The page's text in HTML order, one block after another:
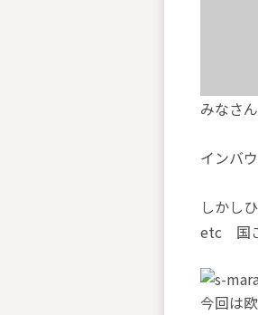
みなさ
インバ
しかし
etc 国ご
今回は